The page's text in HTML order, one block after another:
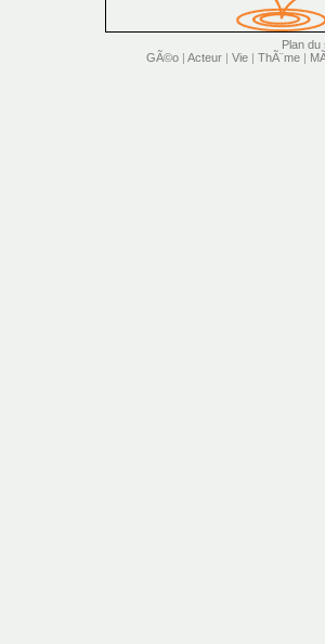
Plan du
GÃ©o | Acteur | Vie | ThÃ¨me |